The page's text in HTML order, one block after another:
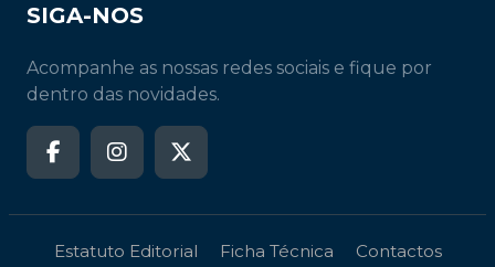
SIGA-NOS
Acompanhe as nossas redes sociais e fique por
dentro das novidades.
Estatuto Editorial Ficha Técnica
Contactos